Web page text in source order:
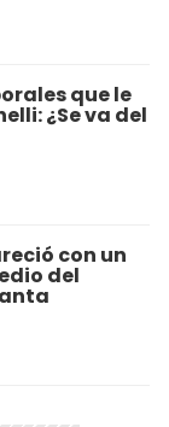
que le
¿Se va del
con un
del